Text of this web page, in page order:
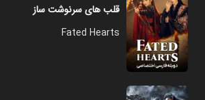
قلب های سرنوشت ساز
Fated Hearts